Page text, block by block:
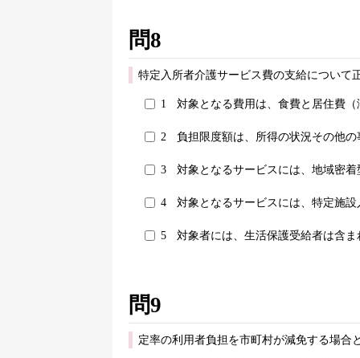
問8
特定入所者介護サービス費の支給について
1 対象となる費用は、食費と居住費
2 負担限度額は、所得の状況その他
3 対象となるサービスには、地域密
4 対象となるサービスには、特定施
5 対象者には、生活保護受給者は含ま
問9
定率の利用者負担を市町村が減免する場合